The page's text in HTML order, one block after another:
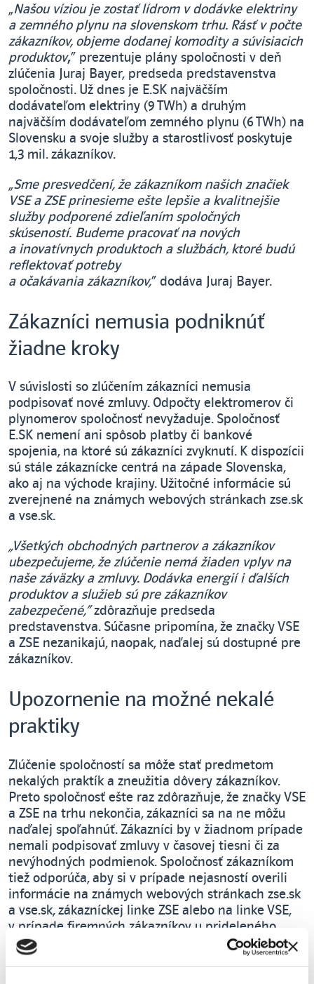
„Našou víziou je zostať lídrom v dodávke elektriny
a zemného plynu na slovenskom trhu. Rásť v počte
zákazníkov, objeme dodanej komodity a súvisiacich
produktov,“ prezentuje plány spoločnosti v deň
zlúčenia Juraj Bayer, predseda predstavenstva
spoločnosti. Už dnes je E.SK najväčším
dodávateľom elektriny (9 TWh) a druhým
najväčším dodávateľom zemného plynu (6 TWh) na
Slovensku a svoje služby a starostlivosť poskytuje
1,3 mil. zákazníkov.
„Sme presvedčení, že zákazníkom našich značiek
VSE a ZSE prinesieme ešte lepšie a kvalitnejšie
služby podporené zdieľaním spoločných
skúseností. Budeme pracovať na nových
a inovatívnych produktoch a službách, ktoré budú
reflektovať potreby
a očakávania zákazníkov,“ dodáva Juraj Bayer.
Zákazníci nemusia podniknúť
žiadne kroky
V súvislosti so zlúčením zákazníci nemusia
podpisovať nové zmluvy. Odpočty elektromerov či
plynomerov spoločnosť nevyžaduje. Spoločnosť
E.SK nemení ani spôsob platby či bankové
spojenia, na ktoré sú zákazníci zvyknutí. K dispozícii
sú stále zákaznícke centrá na západe Slovenska,
ako aj na východe krajiny. Užitočné informácie sú
zverejnené na známych webových stránkach zse.sk
a vse.sk.
„Všetkých obchodných partnerov a zákazníkov
ubezpečujeme, že zlúčenie nemá žiaden vplyv na
naše záväzky a zmluvy. Dodávka energií i ďalších
produktov a služieb sú pre zákazníkov
zabezpečené,“zdôrazňuje predseda
predstavenstva. Súčasne pripomína, že značky VSE
a ZSE nezanikajú, naopak, naďalej sú dostupné pre
zákazníkov.
Upozornenie na možné nekalé
praktiky
Zlúčenie spoločností sa môže stať predmetom
nekalých praktík a zneužitia dôvery zákazníkov.
Preto spoločnosť ešte raz zdôrazňuje, že značky VSE
a ZSE na trhu nekončia, zákazníci sa na ne môžu
naďalej spoľahnúť. Zákazníci by v žiadnom prípade
nemali podpisovať zmluvy v časovej tiesni či za
nevýhodných podmienok. Spoločnosť zákazníkom
tiež odporúča, aby si v prípade nejasností overili
informácie na známych webových stránkach zse.sk
a vse.sk, zákazníckej linke ZSE alebo na linke VSE,
v prípade firemných zákazníkov u prideleného
account managera našej spoločnosti.